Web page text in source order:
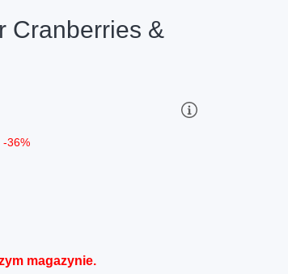
Cranberries &
-36%
magazynie.